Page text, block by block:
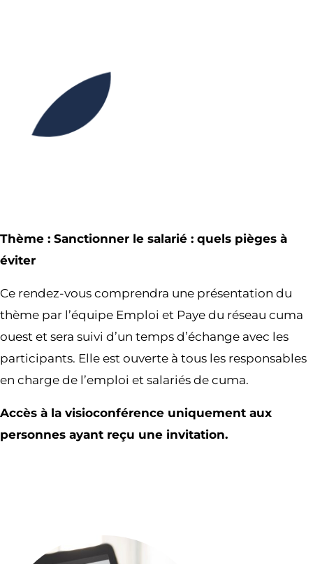
Partager l’événement
Thème : Sanctionner le salarié : quels pièges à
éviter
Ce rendez-vous comprendra une présentation du
thème par l’équipe Emploi et Paye du réseau cuma
ouest et sera suivi d’un temps d’échange avec les
participants. Elle est ouverte à tous les responsables
en charge de l’emploi et salariés de cuma.
Accès à la visioconférence uniquement aux
personnes ayant reçu une invitation.